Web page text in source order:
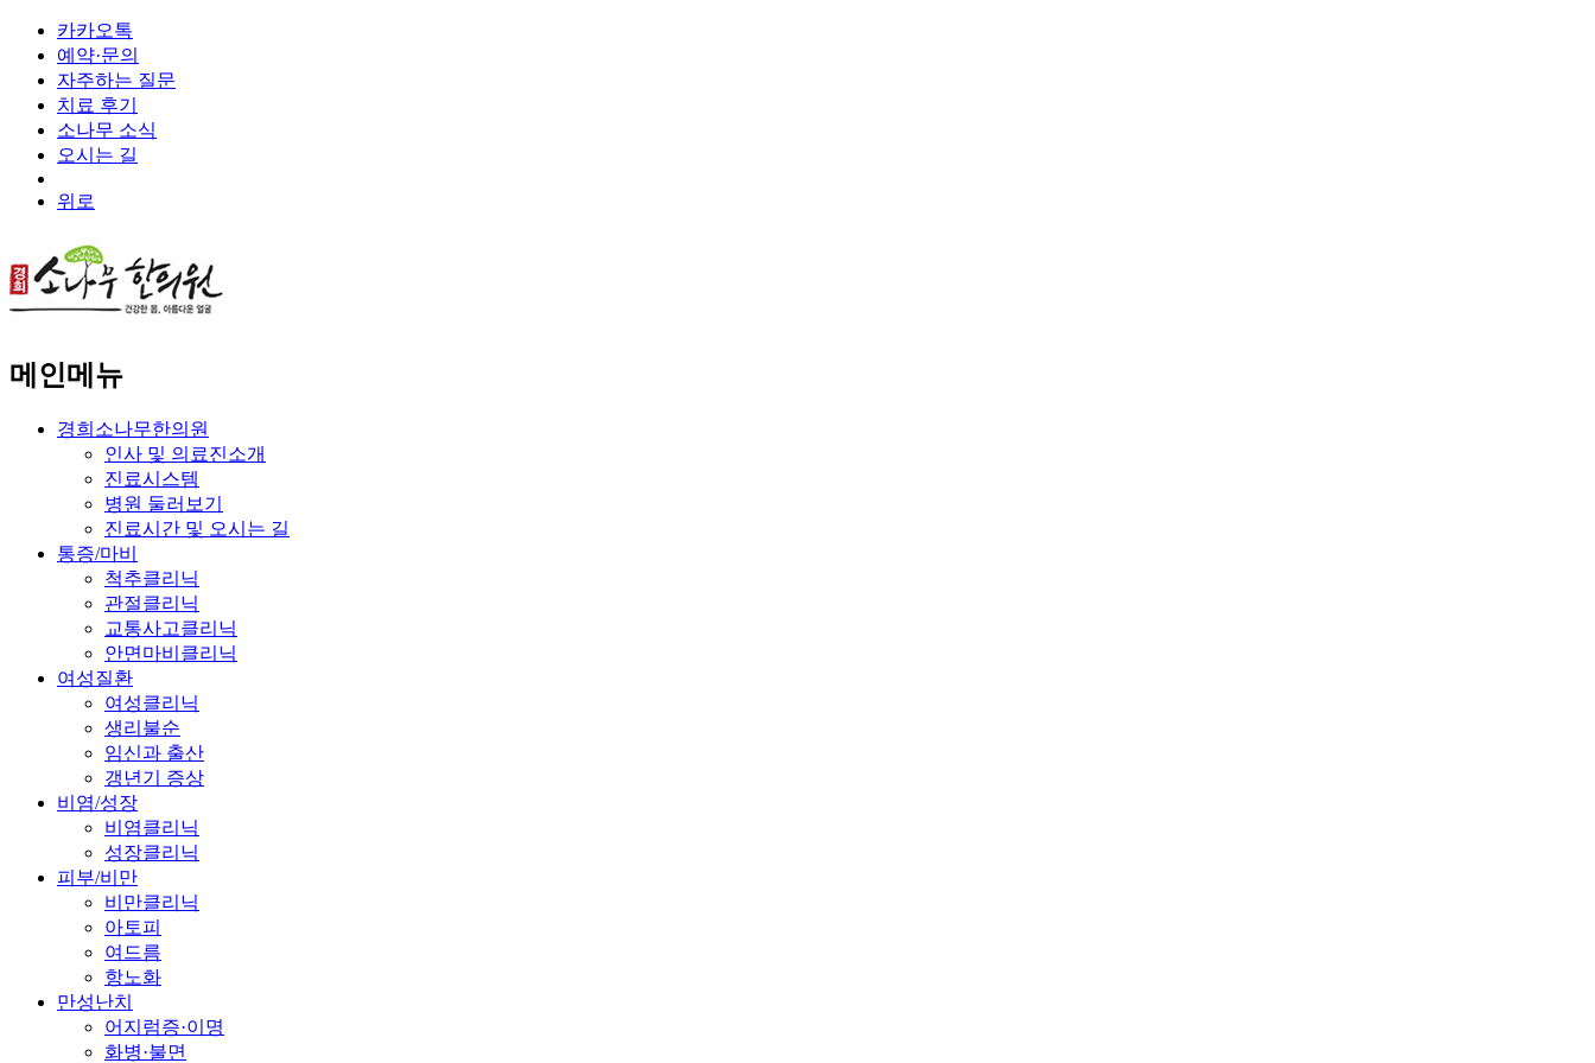
카카오톡
예약·문의
자주하는 질문
치료 후기
소나무 소식
오시는 길
위로
메인메뉴
경희소나무한의원
인사 및 의료진소개
진료시스템
병원 둘러보기
진료시간 및 오시는 길
통증/마비
척추클리닉
관절클리닉
교통사고클리닉
안면마비클리닉
여성질환
여성클리닉
생리불순
임신과 출산
갱년기 증상
비염/성장
비염클리닉
성장클리닉
피부/비만
비만클리닉
아토피
여드름
항노화
만성난치
어지럼증·이명
화병·불면